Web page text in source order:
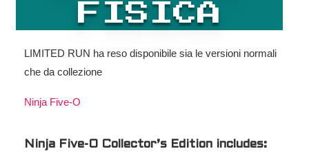
FISICA
LIMITED RUN ha reso disponibile sia le versioni normali
che da collezione
Ninja Five-O
Ninja Five-O Collector’s Edition includes: